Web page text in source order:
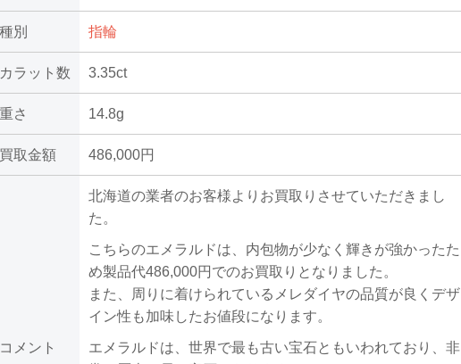
種別 指輪
カラット数 3.35ct
重さ 14.8g
買取金額 486,000円
コメント
北海道の業者のお客様よりお買取りさせていただきまし
た。
こちらのエメラルドは、内包物が少なく輝きが強かったた
め製品代486,000円でのお買取りとなりました。
また、周りに着けられているメレダイヤの品質が良くデザ
イン性も加味したお値段になります。
エメラルドは、世界で最も古い宝石ともいわれており、非